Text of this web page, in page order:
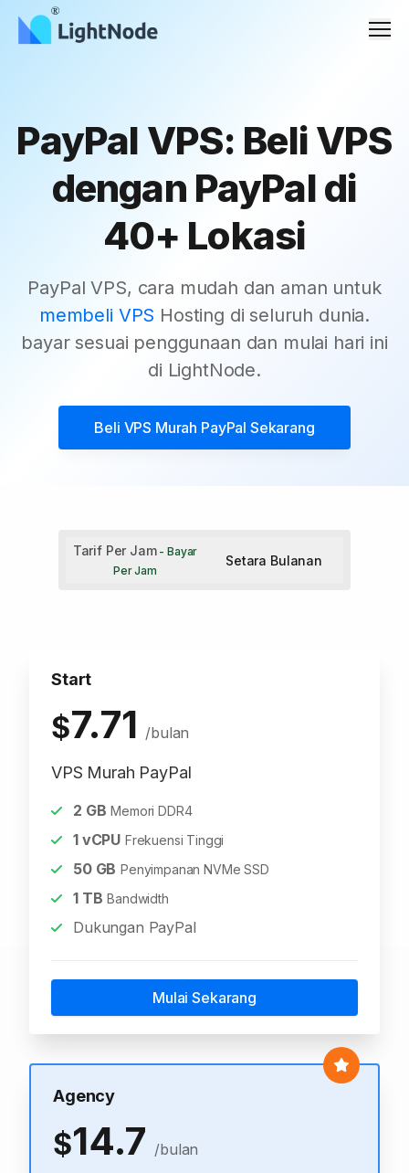
PayPal VPS: Beli VPS
dengan PayPal di
40+ Lokasi
PayPal VPS, cara mudah dan aman untuk
membeli VPS Hosting di seluruh dunia.
bayar sesuai penggunaan dan mulai hari ini
di LightNode.
Beli VPS Murah PayPal Sekarang
Tarif Per Jam- Bayar
Per Jam
Setara Bulanan
Start
$7.71 /bulan
VPS Murah PayPal
2 GB Memori DDR4
1vCPU Frekuensi Tinggi
50GB Penyimpanan NVMe SSD
1TB Bandwidth
Dukungan PayPal
Mulai Sekarang
Agency
$14.7 /bulan